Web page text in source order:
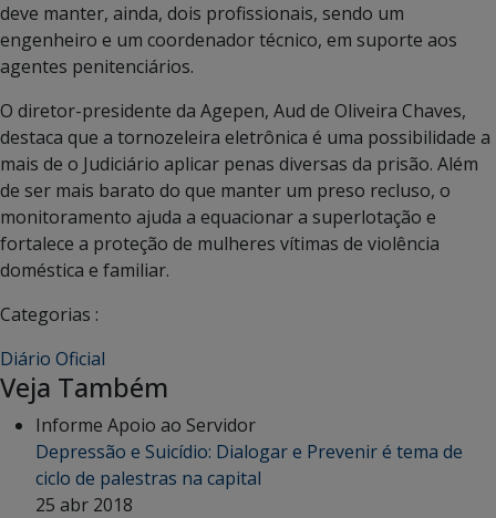
deve manter, ainda, dois profissionais, sendo um
engenheiro e um coordenador técnico, em suporte aos
agentes penitenciários.
O diretor-presidente da Agepen, Aud de Oliveira Chaves,
destaca que a tornozeleira eletrônica é uma possibilidade a
mais de o Judiciário aplicar penas diversas da prisão. Além
de ser mais barato do que manter um preso recluso, o
monitoramento ajuda a equacionar a superlotação e
fortalece a proteção de mulheres vítimas de violência
doméstica e familiar.
Categorias :
Diário Oficial
Veja Também
Informe Apoio ao Servidor
Depressão e Suicídio: Dialogar e Prevenir é tema de
ciclo de palestras na capital
25 abr 2018